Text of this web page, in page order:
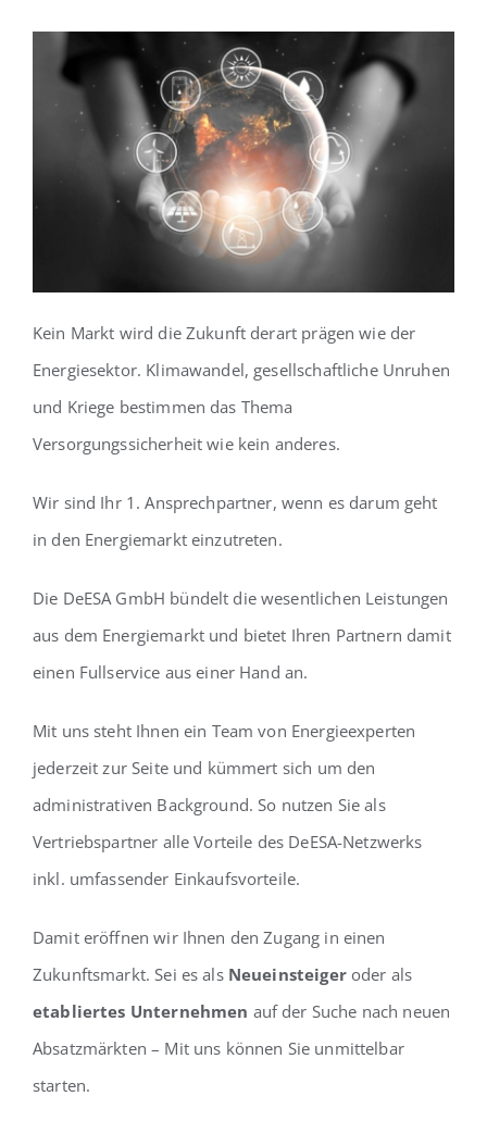
Kein Markt wird die Zukunft derart prägen wie der
Energiesektor. Klimawandel, gesellschaftliche Unruhen
und Kriege bestimmen das Thema
Versorgungssicherheit wie kein anderes.
Wir sind Ihr 1. Ansprechpartner, wenn es darum geht
in den Energiemarkt einzutreten.
Die DeESA GmbH bündelt die wesentlichen Leistungen
aus dem Energiemarkt und bietet Ihren Partnern damit
einen Fullservice aus einer Hand an.
Mit uns steht Ihnen ein Team von Energieexperten
jederzeit zur Seite und kümmert sich um den
administrativen Background. So nutzen Sie als
Vertriebspartner alle Vorteile des DeESA-Netzwerks
inkl. umfassender Einkaufsvorteile.
Damit eröffnen wir Ihnen den Zugang in einen
Zukunftsmarkt. Sei es als Neueinsteigeroder als
etabliertes Unternehmen auf der Suche nach neuen
Absatzmärkten – Mit uns können Sie unmittelbar
starten.